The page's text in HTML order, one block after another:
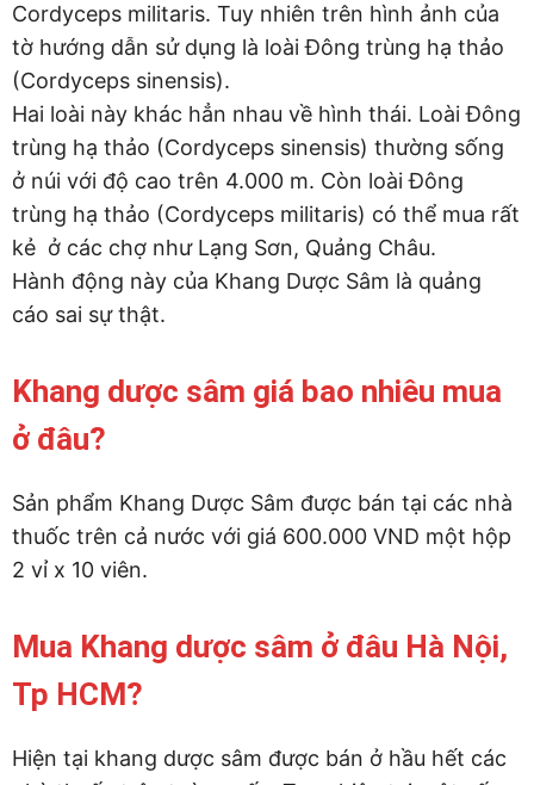
Cordyceps militaris. Tuy nhiên trên hình ảnh của
tờ hướng dẫn sử dụng là loài Đông trùng hạ thảo
(Cordyceps sinensis).
Hai loài này khác hẳn nhau về hình thái. Loài Đông
trùng hạ thảo (Cordyceps sinensis) thường sống
ở núi với độ cao trên 4.000 m. Còn loài Đông
trùng hạ thảo (Cordyceps militaris) có thể mua rất
kẻ ở các chợ như Lạng Sơn, Quảng Châu.
Hành động này của Khang Dược Sâm là quảng
cáo sai sự thật.
Khang dược sâm giá bao nhiêu mua
ở đâu?
Sản phẩm Khang Dược Sâm được bán tại các nhà
thuốc trên cả nước với giá 600.000 VND một hộp
2 vỉ x 10 viên.
Mua Khang dược sâm ở đâu Hà Nội,
Tp HCM?
Hiện tại khang dược sâm được bán ở hầu hết các